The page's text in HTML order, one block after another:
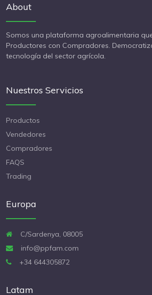
About
Somos una plataforma agroalimentaria
Productores con Compradores.
tecnología del sector agrícola.
Nuestros Servicios
Productos
Vendedores
Compradores
FAQS
Trading
Europa
C/Sardenya, 08005
info@ppfam.com
+34 644305872
Latam